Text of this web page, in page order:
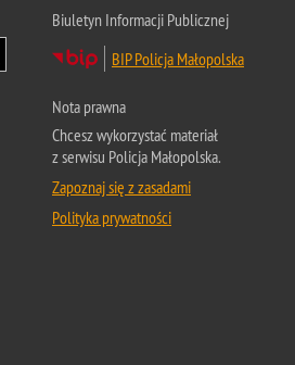
Biuletyn Informacji Publicznej
BIP Policja Małopolska
Nota prawna
Chcesz wykorzystać materiał
z serwisu Policja Małopolska.
Zapoznaj się z zasadami
Polityka prywatności